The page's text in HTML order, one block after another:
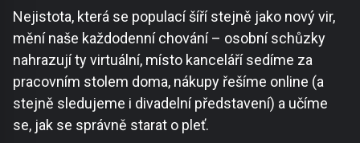
Nejistota, která se populací šíří stejně jako nový vir,
mění naše každodenní chování – osobní schůzky
nahrazují ty virtuální, místo kanceláří sedíme za
pracovním stolem doma, nákupy řešíme online (a
stejně sledujeme i divadelní představení) a učíme
se, jak se správně starat o pleť.